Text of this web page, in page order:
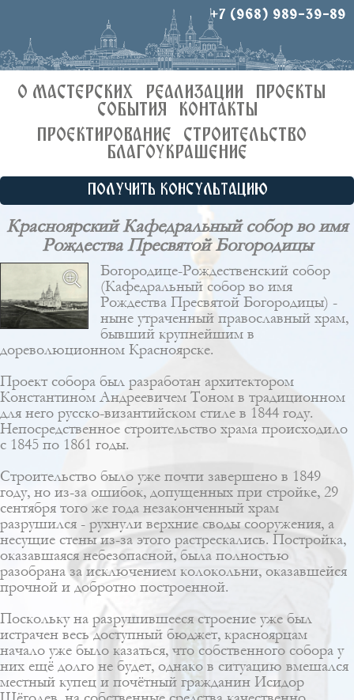
+7 (968) 989-39-89
О МАСТЕРСКИХ РЕАЛИЗАЦИИ
ПРОЕКТЫ
СОБЫТИЯ
КОНТАКТЫ
ПРОЕКТИРОВАНИЕ
СТРОИТЕЛЬСТВО
БЛАГОУКРАШЕНИЕ
ПОЛУЧИТЬ КОНСУЛЬТАЦИЮ
Красноярский Кафедральный собор во имя
Рождества Пресвятой Богородицы
Богородице-Рождественский собор
(Кафедральный собор во имя
Рождества Пресвятой Богородицы) -
ныне утраченный православный храм,
бывший крупнейшим в
дореволюционном Красноярске.
Проект собора был разработан архитектором
Константином Андреевичем Тоном в традиционном
для него русско-византийском стиле в 1844 году.
Непосредственное строительство храма происходило
с 1845 по 1861 годы.
Строительство было уже почти завершено в 1849
году, но из-за ошибок, допущенных при стройке, 29
сентября того же года незаконченный храм
разрушился - рухнули верхние своды сооружения, а
несущие стены из-за этого растрескались. Постройка,
оказавшаяся небезопасной, была полностью
разобрана за исключением колокольни, оказавшейся
прочной и добротно построенной.
Поскольку на разрушившееся строение уже был
истрачен весь доступный бюджет, красноярцам
начало уже было казаться, что собственного собора у
них ещё долго не будет, однако в ситуацию вмешался
местный купец и почётный гражданин Исидор